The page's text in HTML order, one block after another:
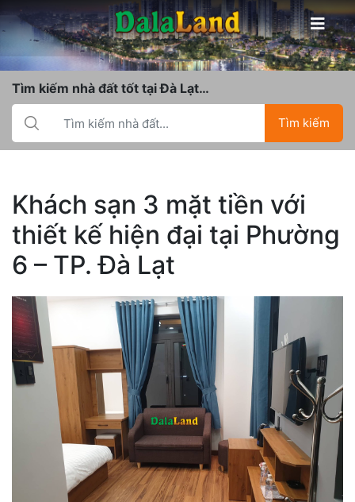
Tìm kiếm nhà đất tốt tại Đà Lạt…
Tìm kiếm
Khách sạn 3 mặt tiền với
thiết kế hiện đại tại Phường
6 – TP. Đà Lạt